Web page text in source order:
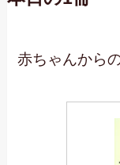
赤ちゃんから